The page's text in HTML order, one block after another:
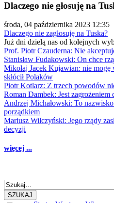
Dlaczego nie głosuję na
środa, 04 października 2023 12:35
Dlaczego nie zagłosuję na Tuska?
Już dni dzielą nas od kolejnych
Prof. Piotr Czauderna: Nie
Stanisław Fudakowski: On chce
Mikołaj Jacek Kujawian: nie
skłócił Polaków
Piotr Kotlarz: Z trzech powodów
Roman Dambek: Jest zagrożeniem
Andrzej Michałowski: To
porządkiem
Mariusz Wilczyński: Jego rządy
decyzji
więcej ...
SZUKAJ